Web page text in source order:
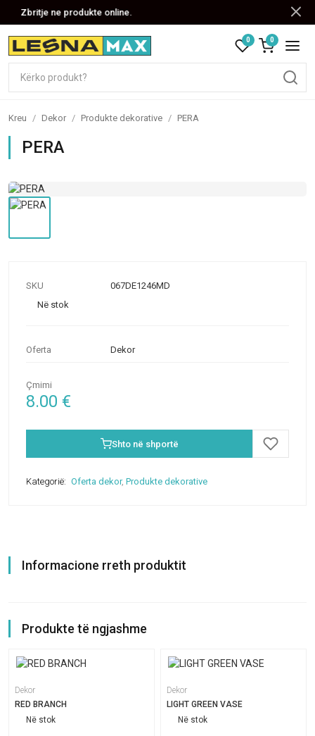
Zbritje ne produkte online.
0 0
Kreu / Dekor / Produkte dekorative / PERA
PERA
SKU
067DE1246MD
Në stok
Oferta Dekor
Çmimi
8.00 €
Shto në shportë
Kategorië: Oferta dekor, Produkte dekorative
Informacione rreth produktit
Produkte të ngjashme
Dekor
RED BRANCH
Në stok
Dekor
LIGHT GREEN VASE
Në stok